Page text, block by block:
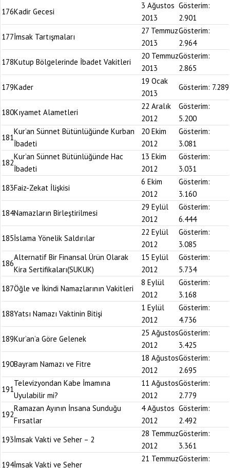
176Kadir Gecesi
3 Ağustos
2013
Gösterim:
2.901
177İmsak Tartışmaları
27 Temmuz
2013
Gösterim:
2.964
178Kutup Bölgelerinde İbadet Vakitleri
20 Temmuz
2013
Gösterim:
2.865
179Kader
19 Ocak
2013
Gösterim: 7.289
180Kıyamet Alametleri
22 Aralık
2012
Gösterim:
5.200
181
Kur’an Sünnet Bütünlüğünde Kurban
İbadeti
20 Ekim
2012
Gösterim:
3.081
182
Kur’an Sünnet Bütünlüğünde Hac
İbadeti
13 Ekim
2012
Gösterim:
3.031
183Faiz-Zekat İlişkisi
6 Ekim
2012
Gösterim:
3.160
184Namazların Birleştirilmesi
29 Eylül
2012
Gösterim:
6.444
185İslama Yönelik Saldırılar
22 Eylül
2012
Gösterim:
3.085
186
Alternatif Bir Finansal Ürün Olarak
Kira Sertifikaları(SUKUK)
15 Eylül
2012
Gösterim:
5.734
187Öğle ve İkindi Namazlarının Vakitleri
8 Eylül
2012
Gösterim:
3.168
188Yatsı Namazı Vaktinin Bitişi
1 Eylül
2012
Gösterim:
4.736
189Kur’an’a Göre Gelenek
25 Ağustos
2012
Gösterim:
3.425
190Bayram Namazı ve Fitre
18 Ağustos
2012
Gösterim:
2.695
191
Televizyondan Kabe İmamına
Uyulabilir mi?
11 Ağustos
2012
Gösterim:
2.779
192
Ramazan Ayının İnsana Sunduğu
Fırsatlar
4 Ağustos
2012
Gösterim:
2.492
193İmsak Vakti ve Seher – 2
28 Temmuz
2012
Gösterim:
3.361
194İmsak Vakti ve Seher
21 TemmuzGösterim: